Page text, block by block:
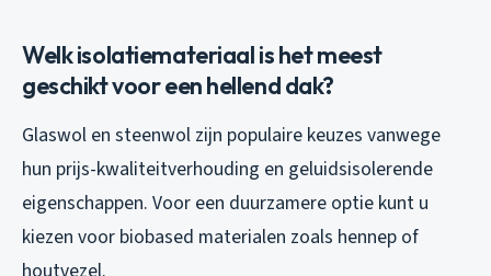
Welk isolatiemateriaal is het meest
geschikt voor een hellend dak?
Glaswol en steenwol zijn populaire keuzes vanwege
hun prijs-kwaliteitverhouding en geluidsisolerende
eigenschappen. Voor een duurzamere optie kunt u
kiezen voor biobased materialen zoals hennep of